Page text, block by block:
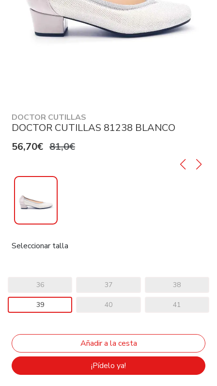
DOCTOR CUTILLAS
DOCTOR CUTILLAS 81238 BLANCO
56,70€ 81,0€
Seleccionar talla
36 37 38
39 40 41
¡Pídelo ya!